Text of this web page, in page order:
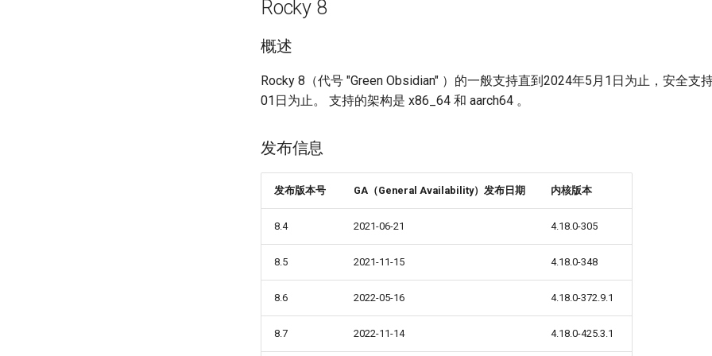
Rocky 8
概述
Rocky 8（代号 "Green Obsidian" ）的一般支持直到2024年5月1日为止，安全支
01日为止。 支持的架构是 x86_64 和 aarch64 。
发布信息
发布版本号 GA（General Availability）发布日期 内核版本
8.4 2021-06-21 4.18.0-305
8.5 2021-11-15 4.18.0-348
8.6 2022-05-16 4.18.0-372.9.1
8.7 2022-11-14 4.18.0-425.3.1